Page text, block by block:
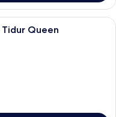
Double Eksekutif, 1 Tempat
Tidur Queen